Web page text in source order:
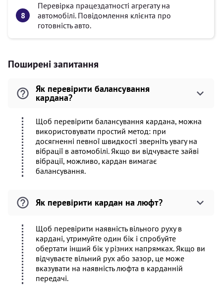
Перевірка працездатності агрегату на
автомобілі. Повідомлення клієнта про
готовність авто.
Поширені запитання
Як перевірити балансування
кардана?
Щоб перевірити балансування кардана, можна
використовувати простий метод: при
досягненні певної швидкості зверніть увагу на
вібрації в автомобілі. Якщо ви відчуваєте зайві
вібрації, можливо, кардан вимагає
балансування.
Як перевірити кардан на люфт?
Щоб перевірити наявність вільного руху в
кардані, утримуйте один бік і спробуйте
обертати інший бік у різних напрямках. Якщо ви
відчуваєте вільний рух або зазор, це може
вказувати на наявність люфта в карданній
передачі.